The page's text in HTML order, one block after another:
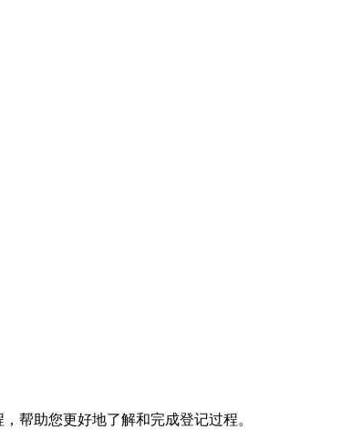
帮助您更好地了解和完成登记过程。